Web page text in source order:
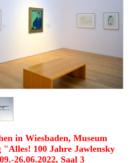
in Wiesbaden, Museum
"Alles! 100 Jahre Jawlensky
26.06.2022, Saal 3